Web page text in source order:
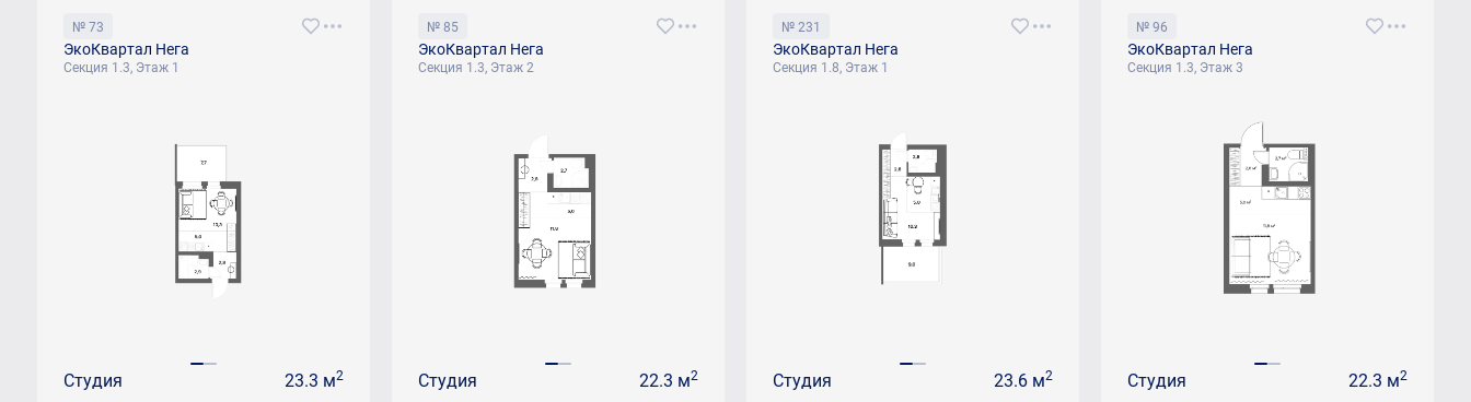
№ 73
ЭкоКвартал Нега
Секция 1.3, Этаж 1
Студия 23.3 м2
№ 85
ЭкоКвартал Нега
Секция 1.3, Этаж 2
Студия 22.3 м2
№ 231
ЭкоКвартал Нега
Секция 1.8, Этаж 1
Студия 23.6 м2
№ 96
ЭкоКвартал Нега
Секция 1.3, Этаж 3
Студия 22.3 м2